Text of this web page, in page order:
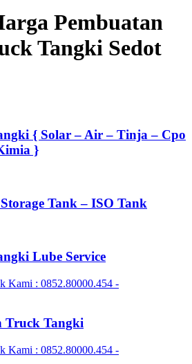
Pembuatan
Tangki Sedot
{ Solar – Air – Tinja – Cpo
}
Tank – ISO Tank
Lube Service
Truck Tangki